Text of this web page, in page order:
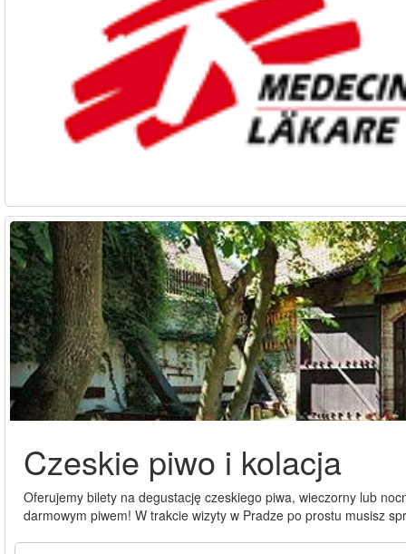
Czeskie piwo i kolacja
Oferujemy bilety na degustację czeskiego piwa, wieczorny lub
darmowym piwem! W trakcie wizyty w Pradze po prostu musisz